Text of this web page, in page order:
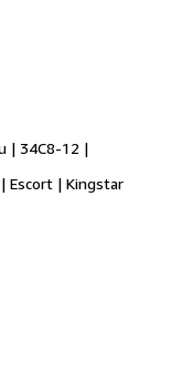
| 34C8-12 |
Escort | Kingstar